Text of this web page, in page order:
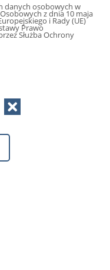
danych osobowych w
z dnia 10 maja
i Rady (UE)
Prawo